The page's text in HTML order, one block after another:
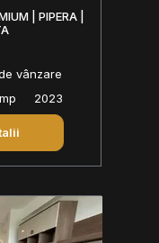
| PIPERA |
vânzare
2023